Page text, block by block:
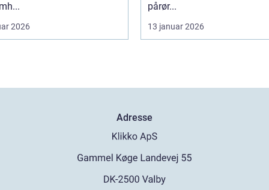
2026
pårør...
13 januar 2026
Adresse